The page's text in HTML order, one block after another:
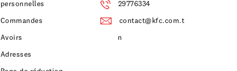
personnelles
Commandes
Avoirs
Adresses
29776334
contact@kfc.com.t
n